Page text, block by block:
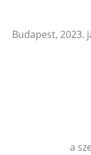
Budapest, 2023.
a